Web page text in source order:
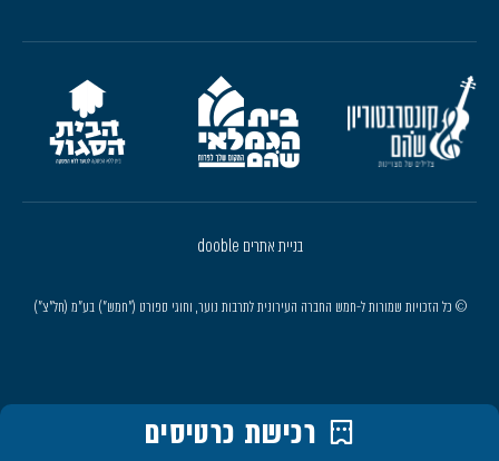
רכישת כרטיסים
© כל הזכויות שמורות ל-חמש החברה העירונית לתרבות נוער, וחוגי ספורט ("חמש") בע"מ (חל"צ")
בניית אתרים dooble